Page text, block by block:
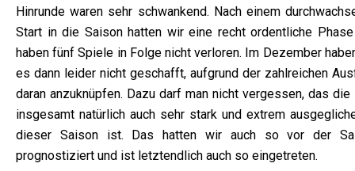
Hinrunde waren sehr schwankend. Nach einem
Start in die Saison hatten wir eine recht ordentliche
haben fünf Spiele in Folge nicht verloren. Im Dezember
es dann leider nicht geschafft, aufgrund der zahlreichen
daran anzuknüpfen. Dazu darf man nicht vergessen, das die
insgesamt natürlich auch sehr stark und extrem
dieser Saison ist. Das hatten wir auch so vor der
prognostiziert und ist letztendlich auch so eingetreten.